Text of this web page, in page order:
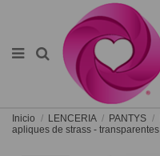
Inicio LENCERIA PANTYS
apliques de strass - transparentes